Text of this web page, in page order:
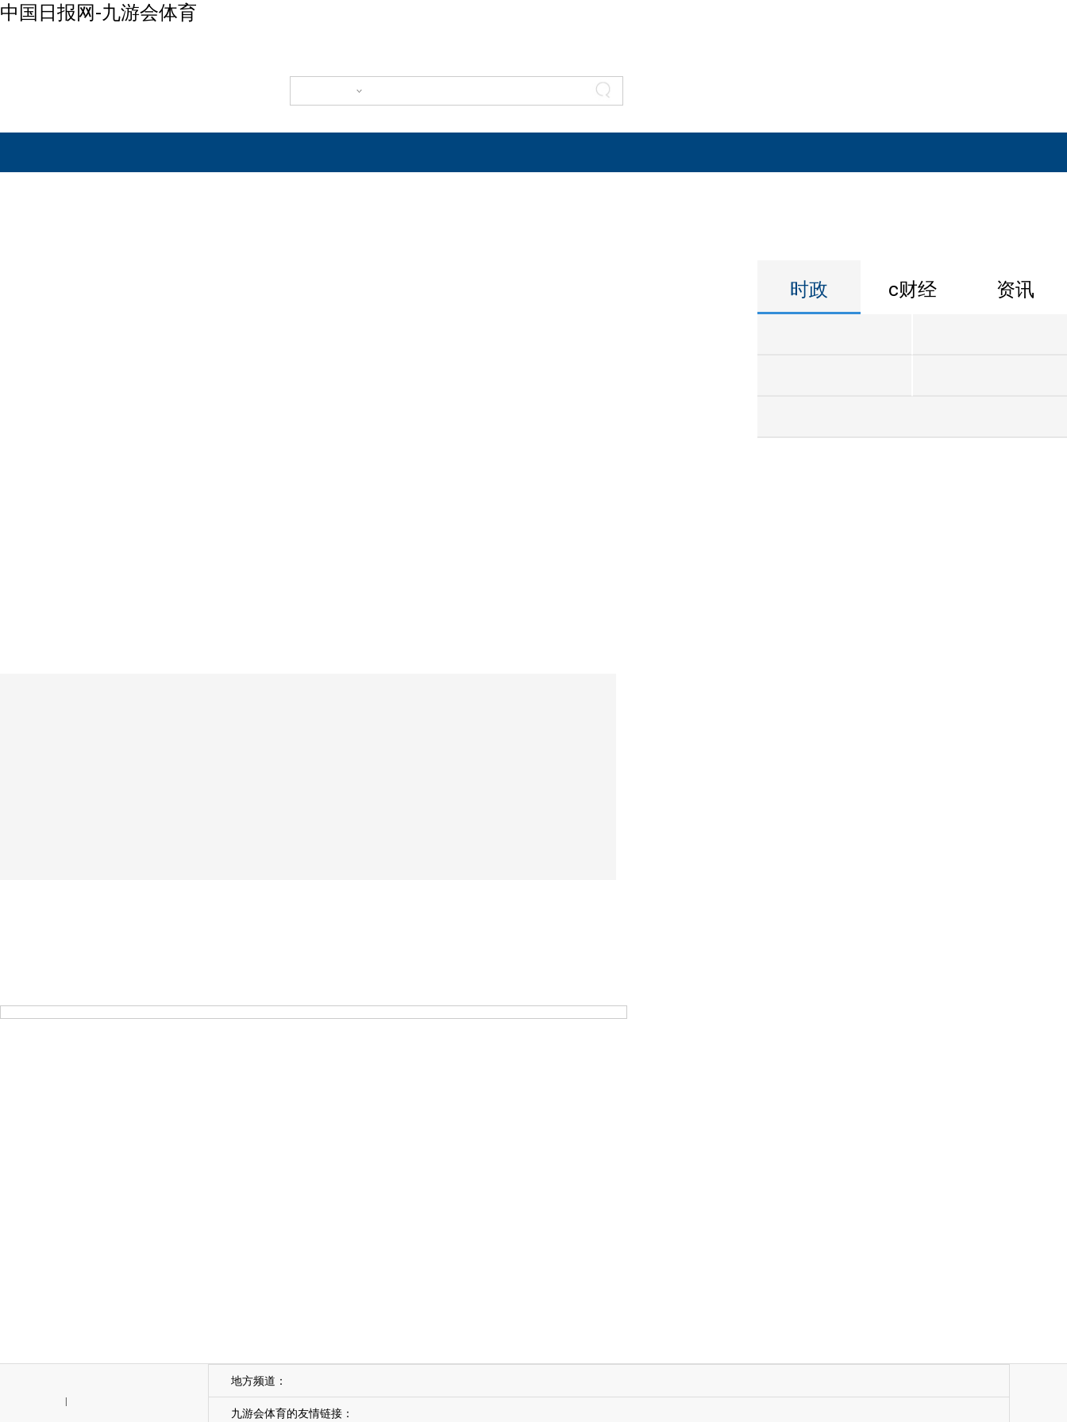
中国日报网-九游会体育
时政 c财经 资讯
地方频道：
九游会体育的友情链接：